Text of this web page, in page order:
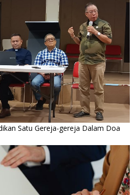
Satu Gereja-gereja Dalam Doa